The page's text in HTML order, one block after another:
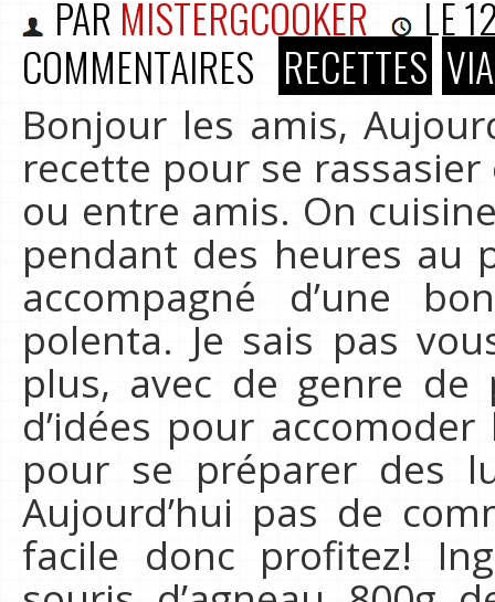
PAR MISTERGCOOKER LE
COMMENTAIRES RECETTES
Bonjour les amis,
recette pour se
ou entre amis. On
pendant des heures au
accompagné d’une
polenta. Je sais pas
plus, avec de genre
d’idées pour
pour se préparer des
Aujourd’hui pas de
facile donc profitez!